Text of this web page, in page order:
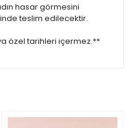
hasar görmesini
teslim edilecektir.
özel tarihleri içermez.**